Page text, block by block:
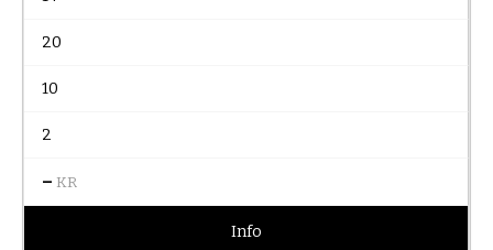
20
10
2
– KR
Info